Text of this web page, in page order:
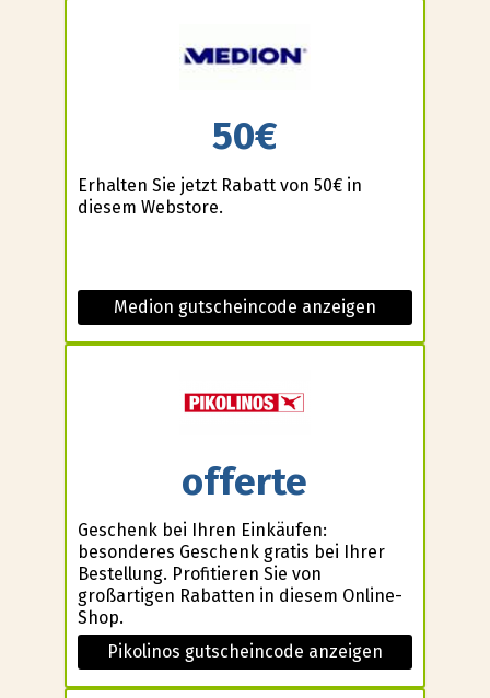
50€
Erhalten Sie jetzt Rabatt von 50€ in
diesem Webstore.
Medion gutscheincode anzeigen
offerte
Geschenk bei Ihren Einkäufen:
besonderes Geschenk gratis bei Ihrer
Bestellung. Profitieren Sie von
großartigen Rabatten in diesem Online-
Shop.
Pikolinos gutscheincode anzeigen